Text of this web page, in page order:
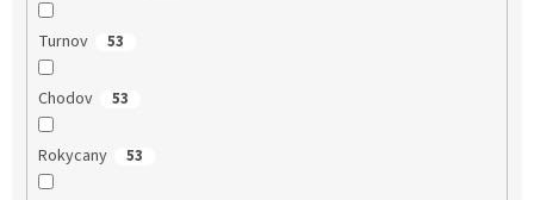
Turnov 53
Chodov 53
Rokycany 53